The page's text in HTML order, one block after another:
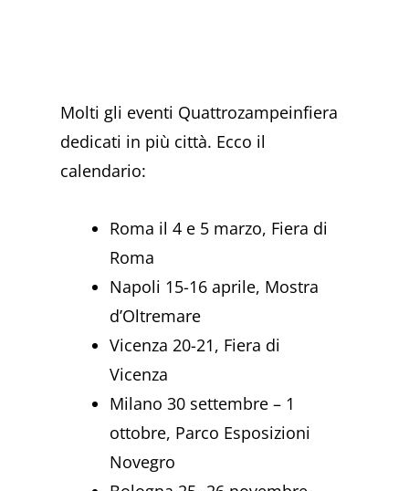
Molti gli eventi Quattrozampeinfiera
dedicati in più città. Ecco il
calendario:
Roma il 4 e 5 marzo, Fiera di
Roma
Napoli 15-16 aprile, Mostra
d’Oltremare
Vicenza 20-21, Fiera di
Vicenza
Milano 30 settembre – 1
ottobre, Parco Esposizioni
Novegro